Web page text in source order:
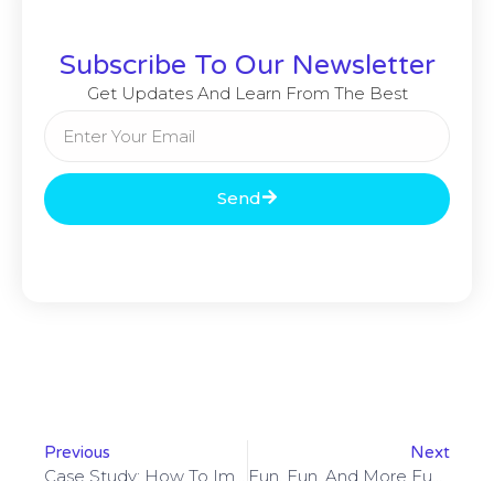
Subscribe To Our Newsletter
Get Updates And Learn From The Best
Send
Previous Next